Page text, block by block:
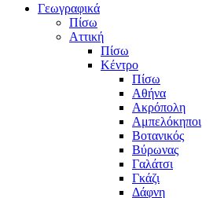
Γεωγραφικά
Πίσω
Αττική
Πίσω
Κέντρο
Πίσω
Αθήνα
Ακρόπολη
Αμπελόκηποι
Βοτανικός
Βύρωνας
Γαλάτσι
Γκάζι
Δάφνη